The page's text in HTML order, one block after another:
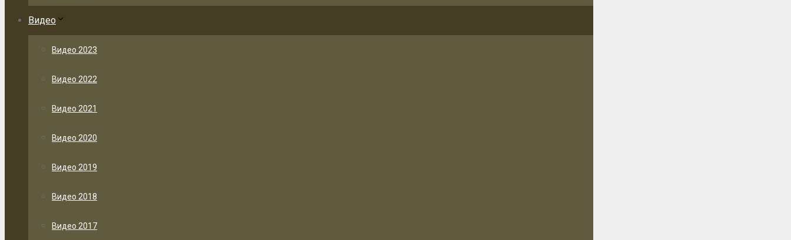
Видео
Видео 2023
Видео 2022
Видео 2021
Видео 2020
Видео 2019
Видео 2018
Видео 2017